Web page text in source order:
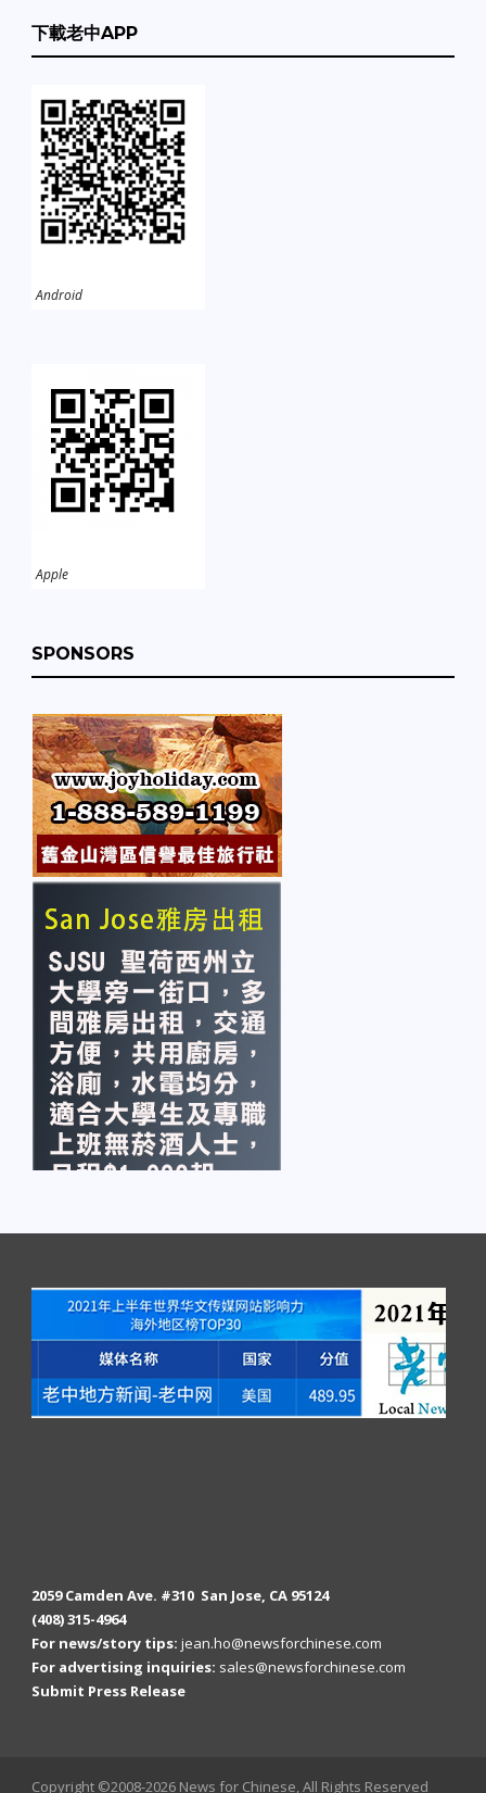
下載老中APP
Android
Apple
SPONSORS
2059 Camden Ave. #310 San Jose, CA 95124
(408) 315-4964
For news/story tips: jean.ho@newsforchinese.com
For advertising inquiries: sales@newsforchinese.com
Submit Press Release
Copyright ©2008-2026 News for Chinese, All Rights Reserved